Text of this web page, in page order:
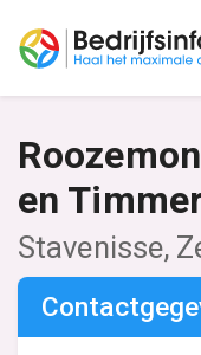
en
Stavenisse,